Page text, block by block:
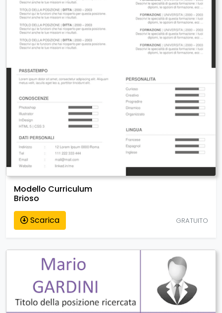
Modello Curriculum
Brioso
Scarica
GRATUITO